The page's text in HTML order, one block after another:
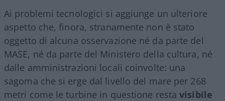
Ai problemi tecnologici si aggiunge un ulteriore
aspetto che, finora, stranamente non è stato
oggetto di alcuna osservazione né da parte del
MASE, né da parte del Ministero della cultura, né
dalle amministrazioni locali coinvolte: una
sagoma che si erge dal livello del mare per 268
metri come le turbine in questione restavisibile